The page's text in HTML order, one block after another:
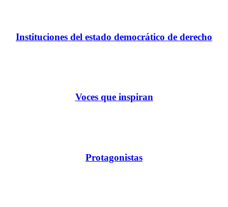
Instituciones del estado democrático de derecho
Voces que inspiran
Protagonistas